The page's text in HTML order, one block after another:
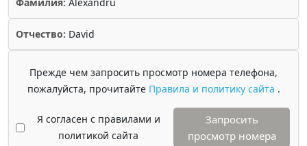
Отчество: David
Прежде чем запросить просмотр номера телефона,
пожалуйста, прочитайте Правила и политику сайта .
Я согласен с правилами и
политикой сайта
Запросить
просмотр номера